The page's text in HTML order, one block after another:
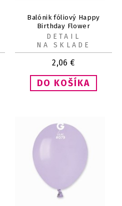
Balónik fóliový Happy
Birthday Flower
2,06 €
DETAIL
NA SKLADE